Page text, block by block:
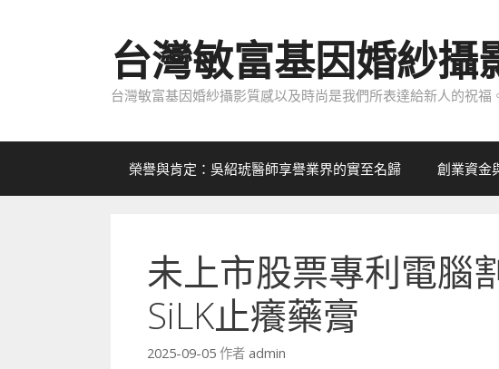
台灣敏富基因婚紗攝
台灣敏富基因婚紗攝影質感以及時尚是我們所表達給新人的祝
榮譽與肯定：吳紹琥醫師享譽業界的實至名歸 創業資金
未上市股票專利電腦
SiLK止癢藥膏
2025-09-05 作者 admin